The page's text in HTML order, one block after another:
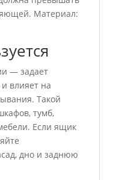
Материал:
— задает
влияет на
Такой
тумб,
Если ящик
дно и заднюю